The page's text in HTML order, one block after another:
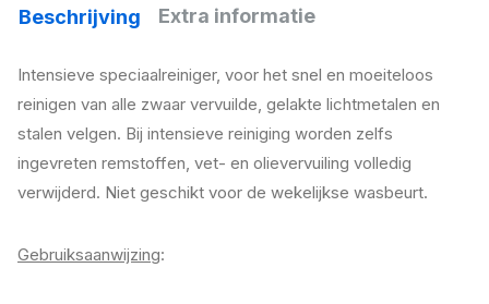
Beschrijving Extra informatie
Intensieve speciaalreiniger, voor het snel en moeiteloos
reinigen van alle zwaar vervuilde, gelakte lichtmetalen en
stalen velgen. Bij intensieve reiniging worden zelfs
ingevreten remstoffen, vet- en olievervuiling volledig
verwijderd. Niet geschikt voor de wekelijkse wasbeurt.
Gebruiksaanwijzing: